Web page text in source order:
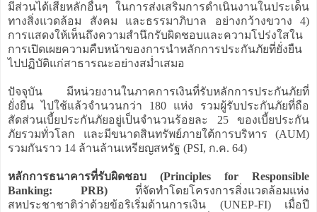
มีส่วนได้เสียหลักอื่นๆ ในการส่งเสริมการดำเนินงานในประเด็น
ทางสิ่งแวดล้อม สังคม และธรรมาภิบาล อย่างกว้างขวาง 4)
การแสดงให้เห็นถึงความสำนึกรับผิดชอบและความโปร่งใสใน
การเปิดเผยความคืบหน้าของการนำหลักการประกันภัยที่ยั่งยืน
ไปปฏิบัติแก่สาธารณะอย่างสม่ำเสมอ
ปัจจุบัน มีหน่วยงานในภาคการเงินที่รับหลักการประกันภัยที่
ยั่งยืน ไปใช้แล้วจำนวนกว่า 180 แห่ง รวมผู้รับประกันภัยที่ถือ
สัดส่วนเบี้ยประกันภัยอยู่เป็นจำนวนร้อยละ 25 ของเบี้ยประกัน
ภัยรวมทั่วโลก และมีขนาดสินทรัพย์ภายใต้การบริหาร (AUM)
รวมกันราว 14 ล้านล้านเหรียญสหรัฐ (PSI, ก.ค. 64)
หลักการธนาคารที่รับผิดชอบ (Principles for Responsible
Banking: PRB)ที่จัดทำโดยโครงการสิ่งแวดล้อมแห่ง
สหประชาชาติว่าด้วยข้อริเริ่มด้านการเงิน (UNEP-FI) เมื่อปี